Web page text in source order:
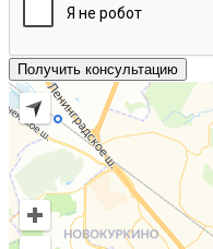
Получить консультацию